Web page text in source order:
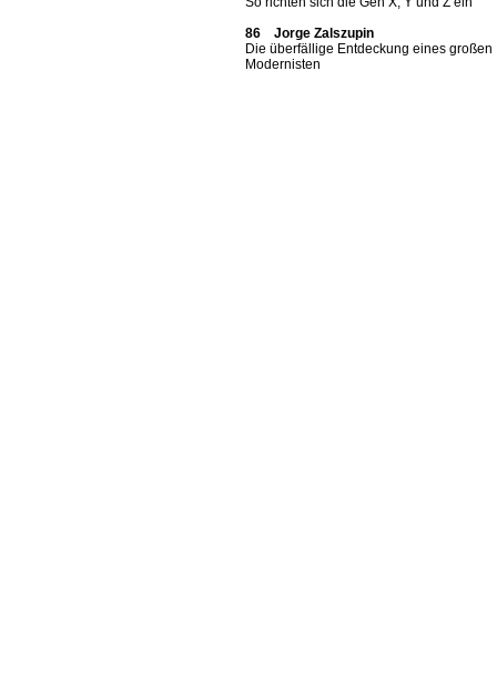
86 Jorge Zalszupin
Die überfällige Entdeckung eines großen
Modernisten